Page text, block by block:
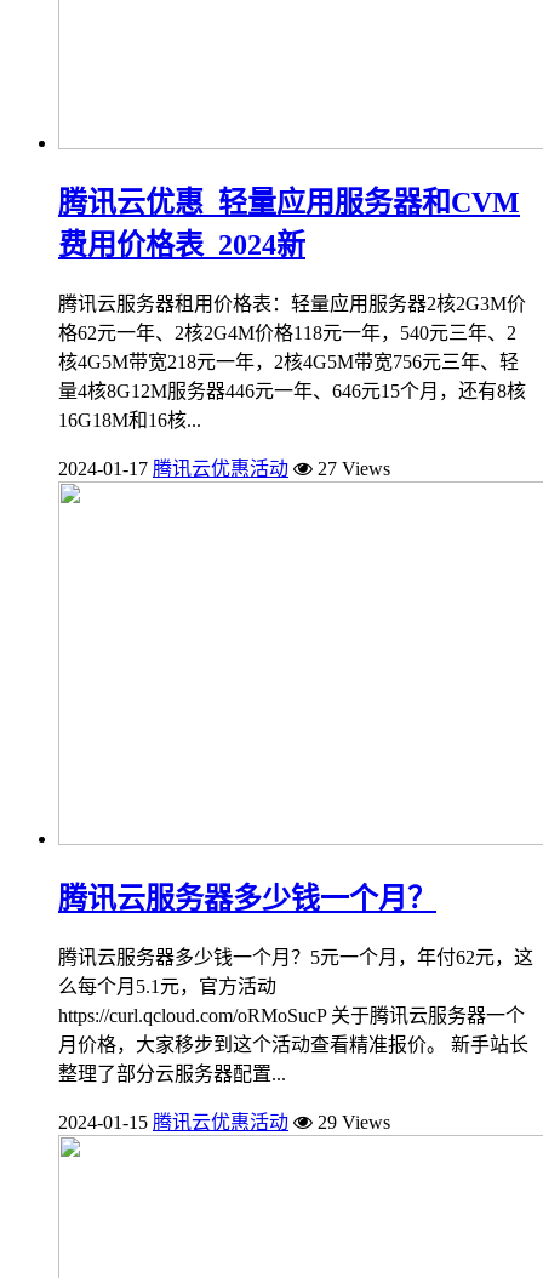
腾讯云优惠_轻量应用服务器和CVM
费用价格表_2024新
腾讯云服务器租用价格表：轻量应用服务器2核2G3M价
格62元一年、2核2G4M价格118元一年，540元三年、2
核4G5M带宽218元一年，2核4G5M带宽756元三年、轻
量4核8G12M服务器446元一年、646元15个月，还有8核
16G18M和16核...
2024-01-17 腾讯云优惠活动 27 Views
腾讯云服务器多少钱一个月？
腾讯云服务器多少钱一个月？5元一个月，年付62元，这
么每个月5.1元，官方活动
https://curl.qcloud.com/oRMoSucP 关于腾讯云服务器一个
月价格，大家移步到这个活动查看精准报价。 新手站长
整理了部分云服务器配置...
2024-01-15 腾讯云优惠活动 29 Views